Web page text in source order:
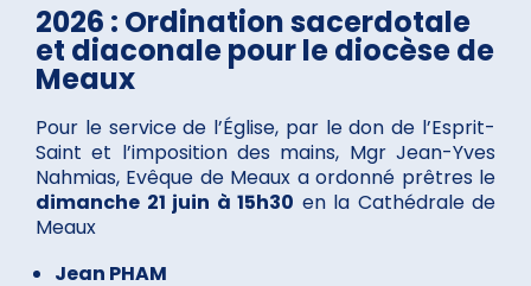
2026 : Ordination sacerdotale
et diaconale pour le diocèse de
Meaux
Pour le service de l’Église, par le don de l’Esprit-
Saint et l’imposition des mains, Mgr Jean-Yves
Nahmias, Evêque de Meaux a ordonné prêtres le
dimanche 21 juin à 15h30 en la Cathédrale de
Meaux
Jean PHAM